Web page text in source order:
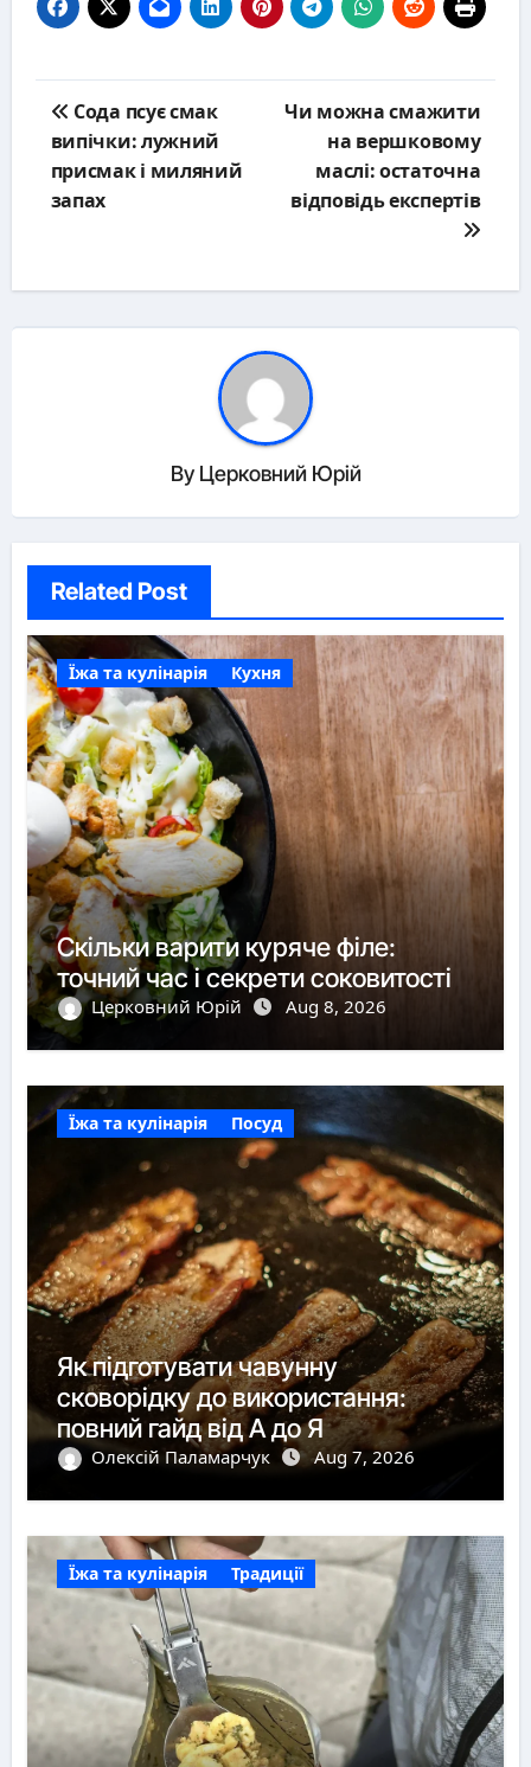
navigation
Сода псує смак
випічки: лужний
присмак і миляний
запах
Чи можна смажити
на вершковому
маслі: остаточна
відповідь експертів
By Церковний Юрій
Related Post
Їжа та кулінарія Кухня
Скільки варити куряче філе:
точний час і секрети соковитості
Церковний Юрій Aug 8, 2026
Їжа та кулінарія Посуд
Як підготувати чавунну
сковорідку до використання:
повний гайд від А до Я
Олексій Паламарчук Aug 7, 2026
Їжа та кулінарія Традиції